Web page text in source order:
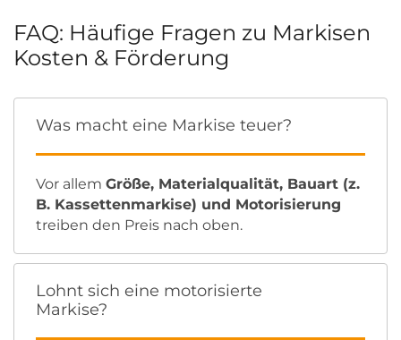
FAQ: Häufige Fragen zu Markisen
Kosten & Förderung
Was macht eine Markise teuer?
Vor allem Größe, Materialqualität, Bauart (z.
B. Kassettenmarkise) und Motorisierung
treiben den Preis nach oben.
Lohnt sich eine motorisierte
Markise?